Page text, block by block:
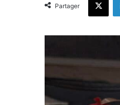
Partager